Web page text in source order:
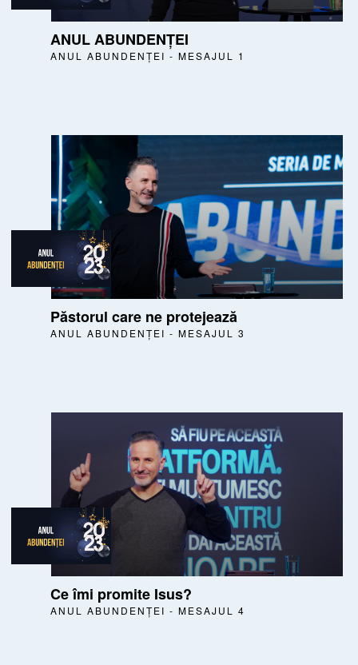
ANUL ABUNDENȚEI
ANUL ABUNDENȚEI - MESAJUL 1
Păstorul care ne protejează
ANUL ABUNDENȚEI - MESAJUL 3
Ce îmi promite Isus?
ANUL ABUNDENȚEI - MESAJUL 4